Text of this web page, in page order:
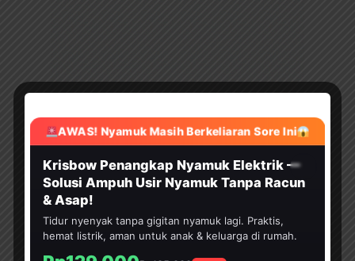
Baca juga:
Alif Berdoa
Tidak Khusyu Sambil
AWAS! Nyamuk Masih Berkeliaran Sore Ini
HEMAT 30%
Krisbow Penangkap Nyamuk Elektrik —
Solusi Ampuh Usir Nyamuk Tanpa Racun
& Asap!
Tidur nyenyak tanpa gigitan nyamuk lagi. Praktis,
hemat listrik, aman untuk anak & keluarga di rumah.